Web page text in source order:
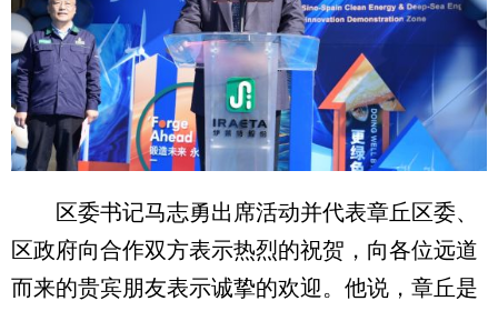
区委书记马志勇出席活动并代表章丘区委、
区政府向合作双方表示热烈的祝贺，向各位远道
而来的贵宾朋友表示诚挚的欢迎。他说，章丘是